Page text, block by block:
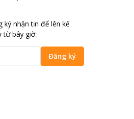
ký nhận tin để lên kế
từ bây giờ:
Đăng ký